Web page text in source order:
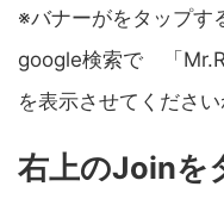
※バナーがをタップす
google検索で 「
を表示させてください
右上のJoinを